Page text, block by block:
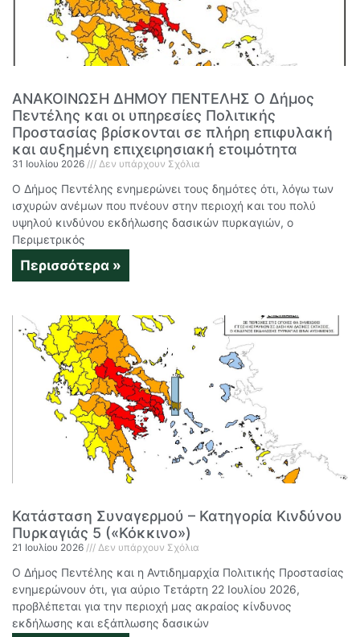
ΑΝΑΚΟΙΝΩΣΗ ΔΗΜΟΥ ΠΕΝΤΕΛΗΣ Ο Δήμος
Πεντέλης και οι υπηρεσίες Πολιτικής
Προστασίας βρίσκονται σε πλήρη επιφυλακή
και αυξημένη επιχειρησιακή ετοιμότητα
31 Ιουλίου 2026 Δεν υπάρχουν Σχόλια
Ο Δήμος Πεντέλης ενημερώνει τους δημότες ότι, λόγω των
ισχυρών ανέμων που πνέουν στην περιοχή και του πολύ
υψηλού κινδύνου εκδήλωσης δασικών πυρκαγιών, ο
Περιμετρικός
Περισσότερα »
Κατάσταση Συναγερμού – Κατηγορία Κινδύνου
Πυρκαγιάς 5 («Κόκκινο»)
21 Ιουλίου 2026 Δεν υπάρχουν Σχόλια
Ο Δήμος Πεντέλης και η Αντιδημαρχία Πολιτικής Προστασίας
ενημερώνουν ότι, για αύριο Τετάρτη 22 Ιουλίου 2026,
προβλέπεται για την περιοχή μας ακραίος κίνδυνος
εκδήλωσης και εξάπλωσης δασικών